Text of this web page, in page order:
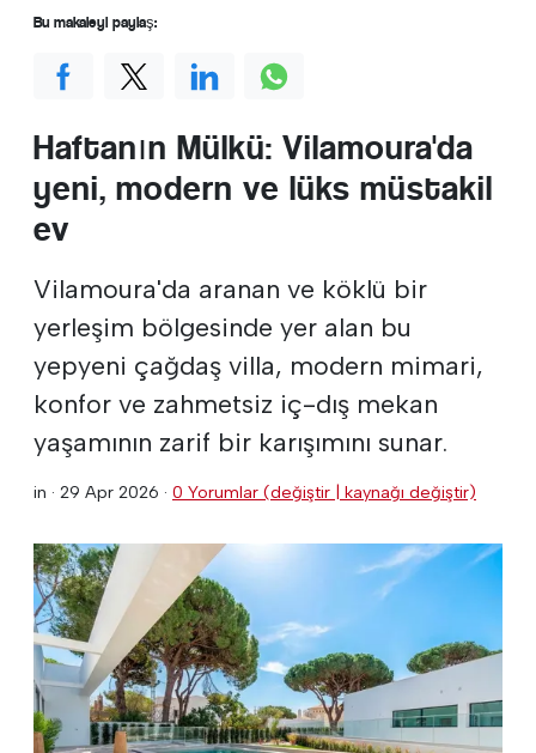
Haftanın Mülkü: Vilamoura'da
yeni, modern ve lüks müstakil
ev
Vilamoura'da aranan ve köklü bir
yerleşim bölgesinde yer alan bu
yepyeni çağdaş villa, modern mimari,
konfor ve zahmetsiz iç-dış mekan
yaşamının zarif bir karışımını sunar.
in · 29 Apr 2026 · 0 Yorumlar (değiştir | kaynağı değiştir)
Bu makaleyi paylaş: